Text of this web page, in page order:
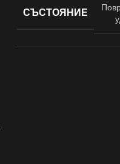
СЪСТОЯНИЕ